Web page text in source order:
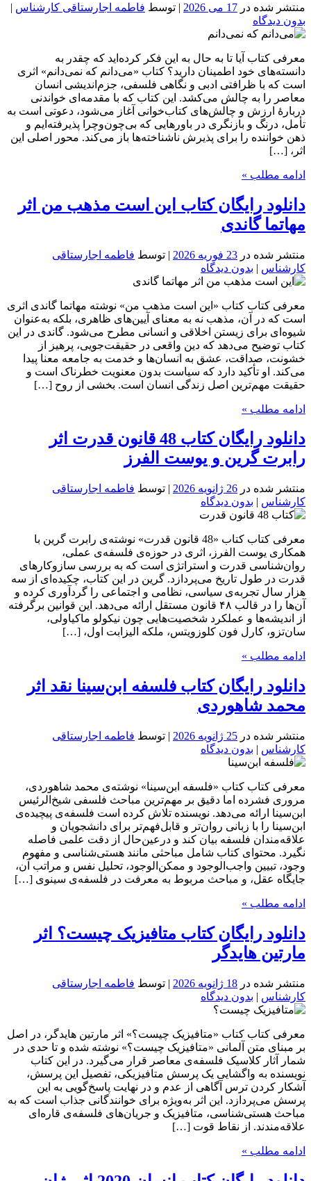
منتشر شده در 17 می 2026 | توسط فاطمه اجارستاقی کارشناس |
بدون دیدگاه
معرفی کتاب آیا تا به حال به این فکر کرده‌اید که چقدر به
دانسته‌های خود اطمینان دارید؟ کتاب «می‌دانم که نمی‌دانم» اثری
است که با ظرافتی ادبی و نگاهی فلسفی، جزم‌اندیشی انسان
معاصر را به چالش می‌کشد. این کتاب که با مقدمه‌ای خواندنی
دربارهٔ ارزش و چالش‌های کتاب‌خوانی آغاز می‌شود، دعوتی است به
تأمل، درنگ و بازنگری در باورهایی که بی‌چون‌وچرا پذیرفته‌ایم و
ذهن خواننده را برای پذیرش ناشناخته‌ها باز می‌کند. محور اصلی این
اثر، […]
ادامه مطلب »
دانلود رایگان کتاب این است مذهب من اثر
مهاتما گاندی
منتشر شده در 23 فوریه 2026 | توسط فاطمه اجارستاقی
کارشناس | بدون دیدگاه
معرفی کتاب کتاب «این است مذهب من» نوشته مهاتما گاندی اثری
است که در آن، مذهب نه به معنای آیین‌های ظاهری، بلکه به‌عنوان
شیوه‌ای برای زیستن اخلاقی و انسانی مطرح می‌شود. گاندی در این
کتاب توضیح می‌دهد که دین واقعی در حقیقت‌جویی، پرهیز از
خشونت، صداقت، عشق به انسان‌ها و خدمت به جامعه معنا پیدا
می‌کند. او تأکید دارد که سیاست بدون معنویت خطرناک است و
حقیقت مهم‌ترین اصل زندگی انسان است. بخشی از روح […]
ادامه مطلب »
دانلود رایگان کتاب 48 قانون قدرت اثر
رابرت گرین و یوست الفرز
منتشر شده در 26 ژانویه 2026 | توسط فاطمه اجارستاقی
کارشناس | بدون دیدگاه
معرفی کتاب کتاب «48 قانون قدرت» نوشته‌ی رابرت گرین با
همکاری یوست الفرز، اثری در حوزه‌ی فلسفه‌ی عملی،
روان‌شناسی قدرت و استراتژی است که به بررسی سازوکارهای
قدرت در طول تاریخ می‌پردازد. گرین در این کتاب، چکیده‌ای از سه
هزار سال تجربه‌ی سیاسی، نظامی و اجتماعی را گردآوری کرده و
آن‌ها را در قالب ۴۸ قانون مستقل ارائه می‌دهد. این قوانین برگرفته
از اندیشه‌ها و عملکرد شخصیت‌هایی چون نیکولو ماکیاولی،
سان‌تزو، کارل فون کلوزویتس، ملکه الیزابت اول، […]
ادامه مطلب »
دانلود رایگان کتاب فلسفه ابن‌سینا نقد اثر
محمد شاهوردی
منتشر شده در 25 ژانویه 2026 | توسط فاطمه اجارستاقی
کارشناس | بدون دیدگاه
معرفی کتاب کتاب «فلسفه ابن‌سینا» نوشته‌ی محمد شاهوردی،
مروری فشرده اما دقیق بر مهم‌ترین مباحث فلسفی شیخ‌الرئیس
ابن‌سینا ارائه می‌دهد. نویسنده تلاش کرده است فلسفه‌ی پیچیده‌ی
ابن‌سینا را با زبانی روان‌تر و قابل‌فهم‌تر برای دانشجویان و
علاقه‌مندان فلسفه بیان کند و درعین‌حال از دقت علمی فاصله
نگیرد. محتوای کتاب شامل مباحثی مانند هستی‌شناسی و مفهوم
وجود، تبیین واجب‌الوجود و ممکن‌الوجود، تحلیل نفس و مراتب آن،
جایگاه عقل، و مباحث مربوط به معرفت در فلسفه‌ی سینوی […]
ادامه مطلب »
دانلود رایگان کتاب متافیزیک چیست؟ اثر
مارتین هایدگر
منتشر شده در 18 ژانویه 2026 | توسط فاطمه اجارستاقی
کارشناس | بدون دیدگاه
معرفی کتاب کتاب «متافیزیک چیست؟» اثر مارتین هایدگر، در اصل
بر مبنای متن آلمانی «متافیزیک چیست؟» نوشته شده و تا حدی در
شمار آثار کلاسیک فلسفه‌ی معاصر قرار می‌گیرد. در این کتاب
نویسنده به واگشایی یک پرسش متافیزیکی، تفصیل این پرسش،
آشکار کردن ترس آگاهی از عدم و در نهایت پاسخ‌گویی به این
پرسش می‌پردازد. این اثر به‌ویژه برای خوانندگانی جذاب است که به
مباحث هستی‌شناسی، متافیزیک و جریان‌های فلسفه‌ی قاره‌ای
علاقه‌مندند. از نقاط قوت […]
ادامه مطلب »